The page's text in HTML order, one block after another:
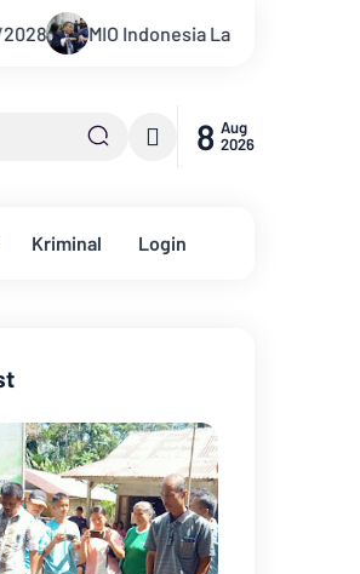
Hotman Paris ke Polda Metro
8 Aug
2026
Kriminal Login